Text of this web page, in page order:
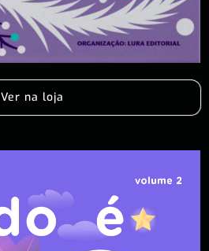
Ver na loja